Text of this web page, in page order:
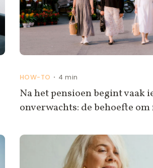
HOW-TO • 4 min
Na het pensioen begint vaak
onverwachts: de behoefte